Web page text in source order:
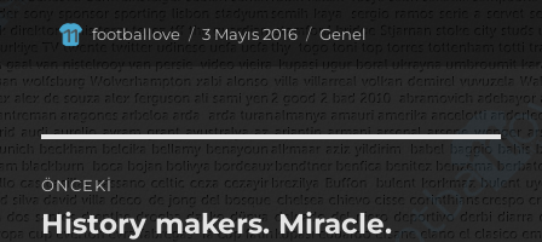
Yazar
footballove
Yayın
tarihi
3 Mayıs 2016 Kategoriler
Genel
Yazı
gezinmesi
ÖNCEKI
Önceki
History makers. Miracle.